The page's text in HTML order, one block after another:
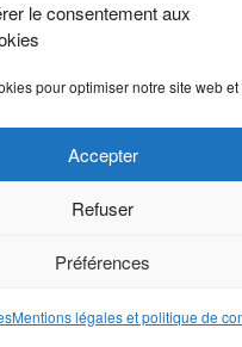
le consentement aux
pour optimiser notre site web
Accepter
Refuser
Préférences
Mentions légales et politique de